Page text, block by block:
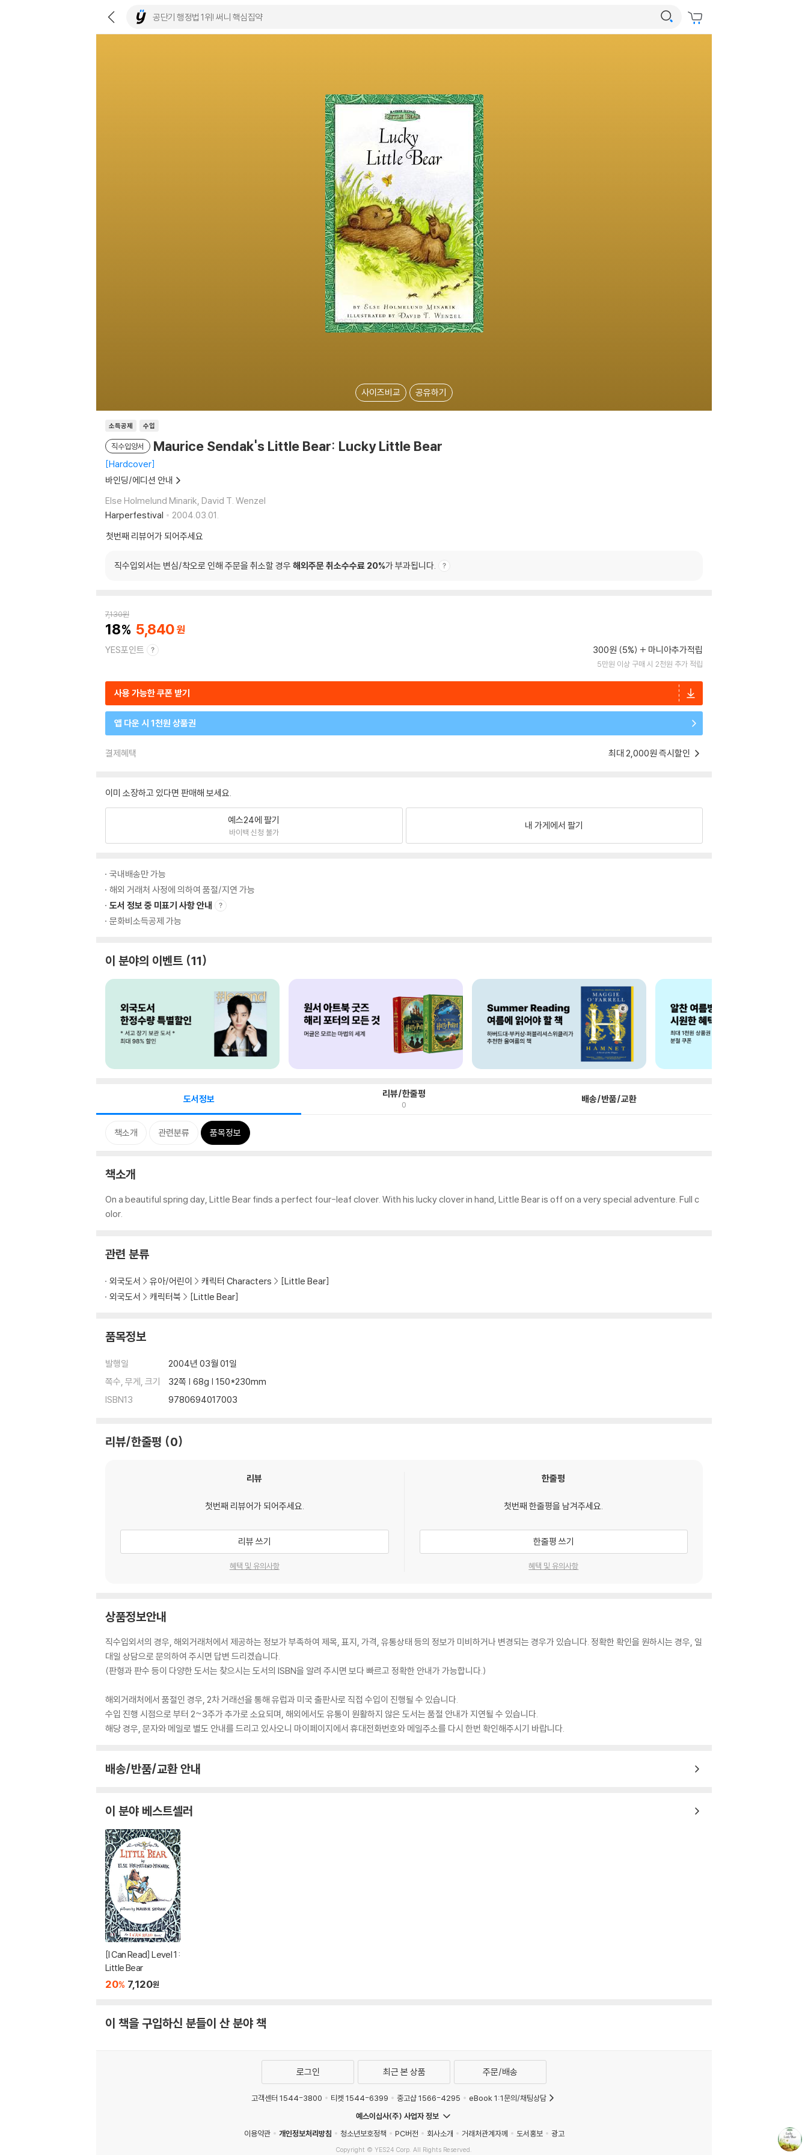
사이즈비교 공유하기
소득공제 수입
직수입양서 Maurice Sendak's Little Bear: Lucky Little Bear
Hardcover
바인딩/에디션 안내
Else Holmelund Minarik, David T. Wenzel
Harperfestival
2004.03.01.
첫번째 리뷰어가 되어주세요
직수입외서는 변심/착오로 인해 주문을 취소할 경우 해외주문 취소수수료 20%가 부과됩니다.
7,130원
18 5,840
YES포인트 300원 (5%) 마니아추가적립
5만원 이상 구매 시 2천원 추가 적립
사용 가능한 쿠폰 받기
앱 다운 시 1천원 상품권
결제혜택 최대 2,000원 즉시할인
이미 소장하고 있다면 판매해 보세요.
예스24에 팔기
바이백 신청 불가
내 가게에서 팔기
국내배송만 가능
해외 거래처 사정에 의하여 품절/지연 가능
도서 정보 중 미표기 사항 안내
문화비소득공제 가능
이 분야의 이벤트 11
도서정보 리뷰/한줄평
0 배송/반품/교환
책소개 관련분류 품목정보
책소개
On a beautiful spring day, Little Bear finds a perfect four-leaf clover. With his lucky clover in hand, Little Bear is off on a very special adventure. Full c
olor.
관련 분류
외국도서 유아/어린이 캐릭터 Characters
[Little Bear]
외국도서
캐릭터북 [Little Bear]
품목정보
발행일
2004년 03월 01일
쪽수, 무게, 크기
32쪽 | 68g | 150*230mm
ISBN13
9780694017003
리뷰/한줄평 0
리뷰
첫번째 리뷰어가 되어주세요.
리뷰 쓰기
혜택 및 유의사항
한줄평
첫번째 한줄평을 남겨주세요.
한줄평 쓰기
혜택 및 유의사항
상품정보안내
직수입외서의 경우, 해외거래처에서 제공하는 정보가 부족하여 제목, 표지, 가격, 유통상태 등의 정보가 미비하거나 변경되는 경우가 있습니다. 정확한 확인을 원하시는 경우, 일
대일 상담으로 문의하여 주시면 답변 드리겠습니다.
(판형과 판수 등이 다양한 도서는 찾으시는 도서의 ISBN을 알려 주시면 보다 빠르고 정확한 안내가 가능합니다.)
해외거래처에서 품절인 경우, 2차 거래선을 통해 유럽과 미국 출판사로 직접 수입이 진행될 수 있습니다.
수입 진행 시점으로 부터 2~3주가 추가로 소요되며, 해외에서도 유통이 원활하지 않은 도서는 품절 안내가 지연될 수 있습니다.
해당 경우, 문자와 메일로 별도 안내를 드리고 있사오니 마이페이지에서 휴대전화번호와 메일주소를 다시 한번 확인해주시기 바랍니다.
배송/반품/교환 안내
이 분야 베스트셀러
[I Can Read] Level 1 :
Little Bear
20% 7,120원
이 책을 구입하신 분들이 산 분야 책
로그인 최근 본 상품 주문/배송
고객센터 1544-3800 티켓 1544-6399 중고샵 1566-4295
eBook 1:1문의/채팅상담
예스이십사(주) 사업자 정보
이용약관
개인정보처리방침 청소년보호정책 PC버전 회사소개 거래처관계자께 도서홍보 광고
Copyright © YES24 Corp. All Rights Reserved.